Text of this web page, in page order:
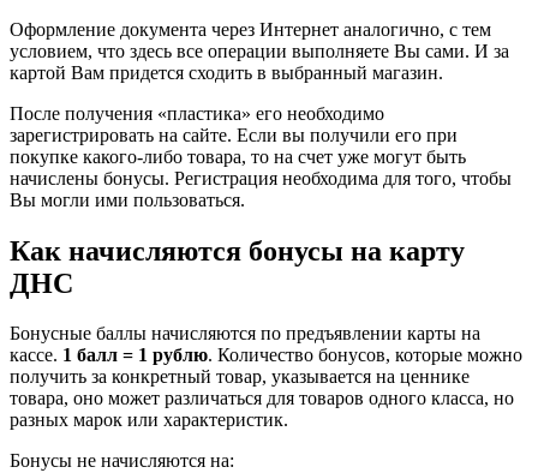
Оформление документа через Интернет аналогично, с тем
условием, что здесь все операции выполняете Вы сами. И за
картой Вам придется сходить в выбранный магазин.
После получения «пластика» его необходимо
зарегистрировать на сайте. Если вы получили его при
покупке какого-либо товара, то на счет уже могут быть
начислены бонусы. Регистрация необходима для того, чтобы
Вы могли ими пользоваться.
Как начисляются бонусы на карту
ДНС
Бонусные баллы начисляются по предъявлении карты на
кассе. 1 балл = 1 рублю. Количество бонусов, которые можно
получить за конкретный товар, указывается на ценнике
товара, оно может различаться для товаров одного класса, но
разных марок или характеристик.
Бонусы не начисляются на: